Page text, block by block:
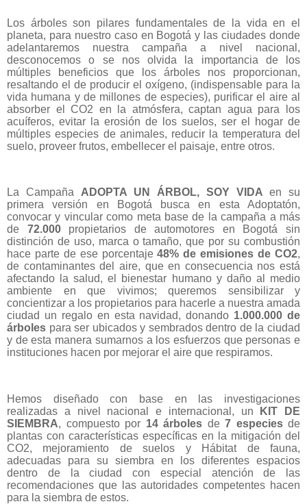
Los árboles son pilares fundamentales de la vida en el
planeta, para nuestro caso en Bogotá y las ciudades donde
adelantaremos nuestra campaña a nivel nacional,
desconocemos o se nos olvida la importancia de los
múltiples beneficios que los árboles nos proporcionan,
resaltando el de producir el oxígeno, (indispensable para la
vida humana y de millones de especies), purificar el aire al
absorber el CO2 en la atmósfera, captan agua para los
acuíferos, evitar la erosión de los suelos, ser el hogar de
múltiples especies de animales, reducir la temperatura del
suelo, proveer frutos, embellecer el paisaje, entre otros.
La Campaña ADOPTA UN ÁRBOL, SOY VIDA en su
primera versión en Bogotá busca en esta Adoptatón,
convocar y vincular como meta base de la campaña a más
de 72.000 propietarios de automotores en Bogotá sin
distinción de uso, marca o tamaño, que por su combustión
hace parte de ese porcentaje48% de emisiones de CO2,
de contaminantes del aire, que en consecuencia nos está
afectando la salud, el bienestar humano y daño al medio
ambiente en que vivimos; queremos sensibilizar y
concientizar a los propietarios para hacerle a nuestra amada
ciudad un regalo en esta navidad, donando 1.000.000 de
árboles para ser ubicados y sembrados dentro de la ciudad
y de esta manera sumarnos a los esfuerzos que personas e
instituciones hacen por mejorar el aire que respiramos.
Hemos diseñado con base en las investigaciones
realizadas a nivel nacional e internacional, un
KIT DE
SIEMBRA, compuesto por 14 árboles de 7 especies de
plantas con características específicas en la mitigación del
CO2, mejoramiento de suelos y Hábitat de fauna,
adecuadas para su siembra en los diferentes espacios
dentro de la ciudad con especial atención de las
recomendaciones que las autoridades competentes hacen
para la siembra de estos.